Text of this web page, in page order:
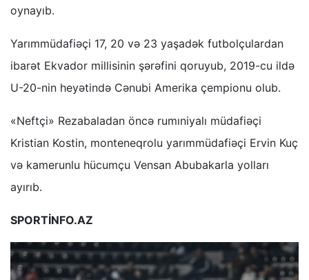
oynayıb.
Yarımmüdafiəçi 17, 20 və 23 yaşadək futbolçulardan
ibarət Ekvador millisinin şərəfini qoruyub, 2019-cu ildə
U-20-nin heyətində Cənubi Amerika çempionu olub.
«Neftçi» Rezabaladan öncə rumıniyalı müdafiəçi
Kristian Kostin, monteneqrolu yarımmüdafiəçi Ervin Kuç
və kamerunlu hücumçu Vensan Abubakarla yolları
ayırıb.
SPORTİNFO.AZ